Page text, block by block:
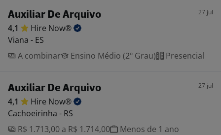
Auxiliar De Arquivo 27 jul
4,1 Hire Now®
Viana - ES
A combinar
Ensino Médio (2º Grau) Presencial
Auxiliar De Arquivo 27 jul
4,1 Hire Now®
Cachoeirinha - RS
R$ 1.713,00 a R$ 1.714,00
Menos de 1 ano